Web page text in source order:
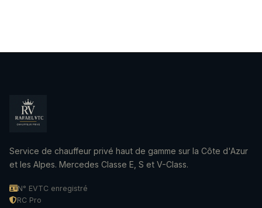
Service de chauffeur privé haut de gamme sur la Côte d'Azur
et les Alpes. Mercedes Classe E, S et V-Class.
N° EVTC enregistré
RC Pro